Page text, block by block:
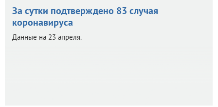
За сутки подтверждено 83 случая
коронавируса
Данные на 23 апреля.